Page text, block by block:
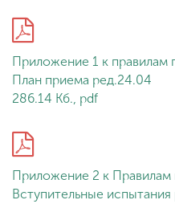
Приложение 1 к правилам
План приема ред.24.04
286.14 Кб., pdf
Приложение 2 к Правилам
Вступительные